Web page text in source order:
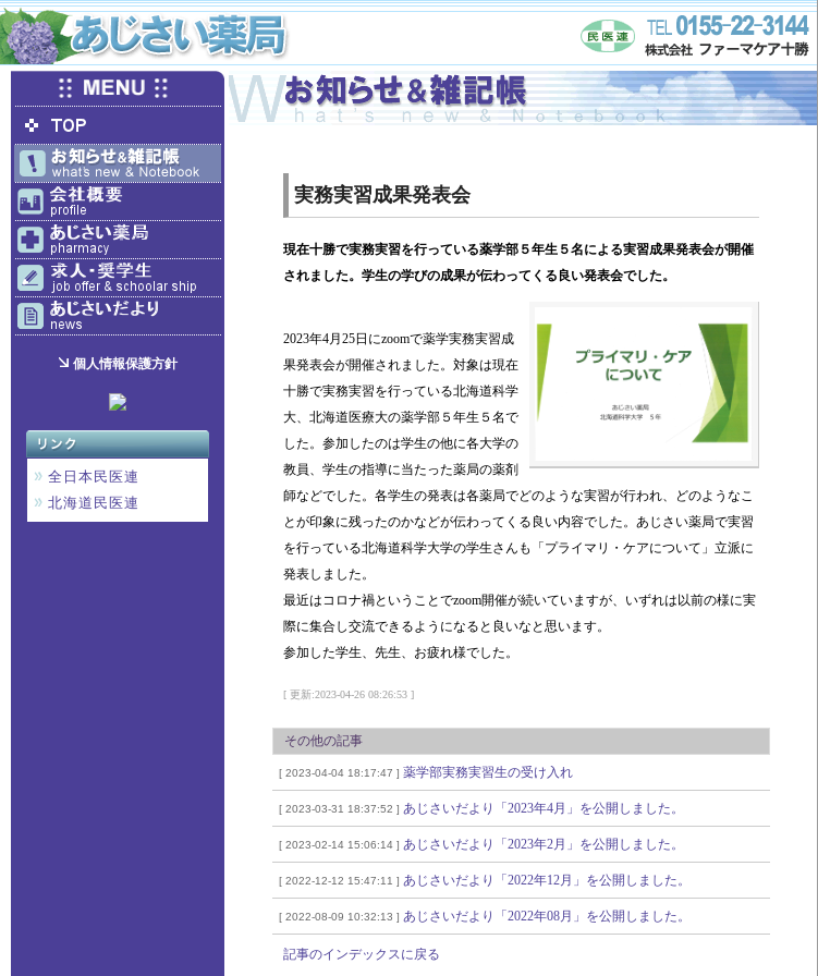
個人情報保護方針
全日本民医連
北海道民医連
実務実習成果発表会
現在十勝で実務実習を行っている薬学部５年生５名による実習成果発表会が開催
されました。学生の学びの成果が伝わってくる良い発表会でした。
2023年4月25日にzoomで薬学実務実習成
果発表会が開催されました。対象は現在
十勝で実務実習を行っている北海道科学
大、北海道医療大の薬学部５年生５名で
した。参加したのは学生の他に各大学の
教員、学生の指導に当たった薬局の薬剤
師などでした。各学生の発表は各薬局でどのような実習が行われ、どのようなこ
とが印象に残ったのかなどが伝わってくる良い内容でした。あじさい薬局で実習
を行っている北海道科学大学の学生さんも「プライマリ・ケアについて」立派に
発表しました。
最近はコロナ禍ということでzoom開催が続いていますが、いずれは以前の様に実
際に集合し交流できるようになると良いなと思います。
参加した学生、先生、お疲れ様でした。
[ 更新:2023-04-26 08:26:53 ]
その他の記事
[ 2023-04-04 18:17:47 ] 薬学部実務実習生の受け入れ
[ 2023-03-31 18:37:52 ] あじさいだより「2023年4月」を公開しました。
[ 2023-02-14 15:06:14 ] あじさいだより「2023年2月」を公開しました。
[ 2022-12-12 15:47:11 ] あじさいだより「2022年12月」を公開しました。
[ 2022-08-09 10:32:13 ] あじさいだより「2022年08月」を公開しました。
記事のインデックスに戻る